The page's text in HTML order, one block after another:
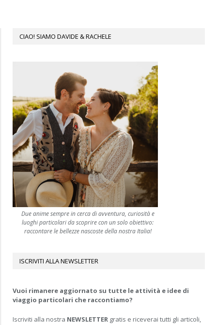
CIAO! SIAMO DAVIDE & RACHELE
Due anime sempre in cerca di avventura, curiosità e
luoghi particolari da scoprire con un solo obiettivo:
raccontare le bellezze nascoste della nostra Italia!
ISCRIVITI ALLA NEWSLETTER
Vuoi rimanere aggiornato su tutte le attività e idee di
viaggio particolari che raccontiamo?
Iscriviti alla nostra NEWSLETTER gratis e riceverai tutti gli articoli,